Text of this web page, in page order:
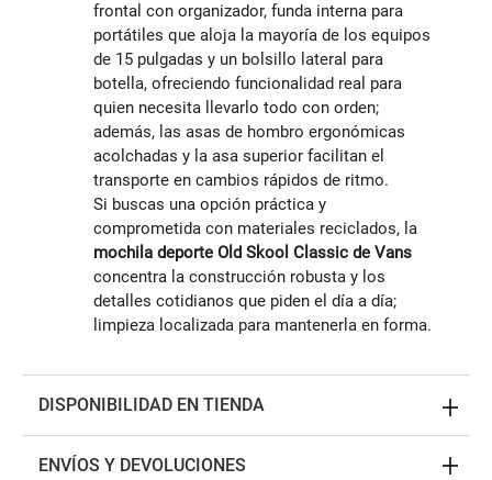
frontal con organizador, funda interna para
portátiles que aloja la mayoría de los equipos
de 15 pulgadas y un bolsillo lateral para
botella, ofreciendo funcionalidad real para
quien necesita llevarlo todo con orden;
además, las asas de hombro ergonómicas
acolchadas y la asa superior facilitan el
transporte en cambios rápidos de ritmo.
Si buscas una opción práctica y
comprometida con materiales reciclados, la
mochila deporte Old Skool Classic de Vans
concentra la construcción robusta y los
detalles cotidianos que piden el día a día;
limpieza localizada para mantenerla en forma.
DISPONIBILIDAD EN TIENDA
ENVÍOS Y DEVOLUCIONES